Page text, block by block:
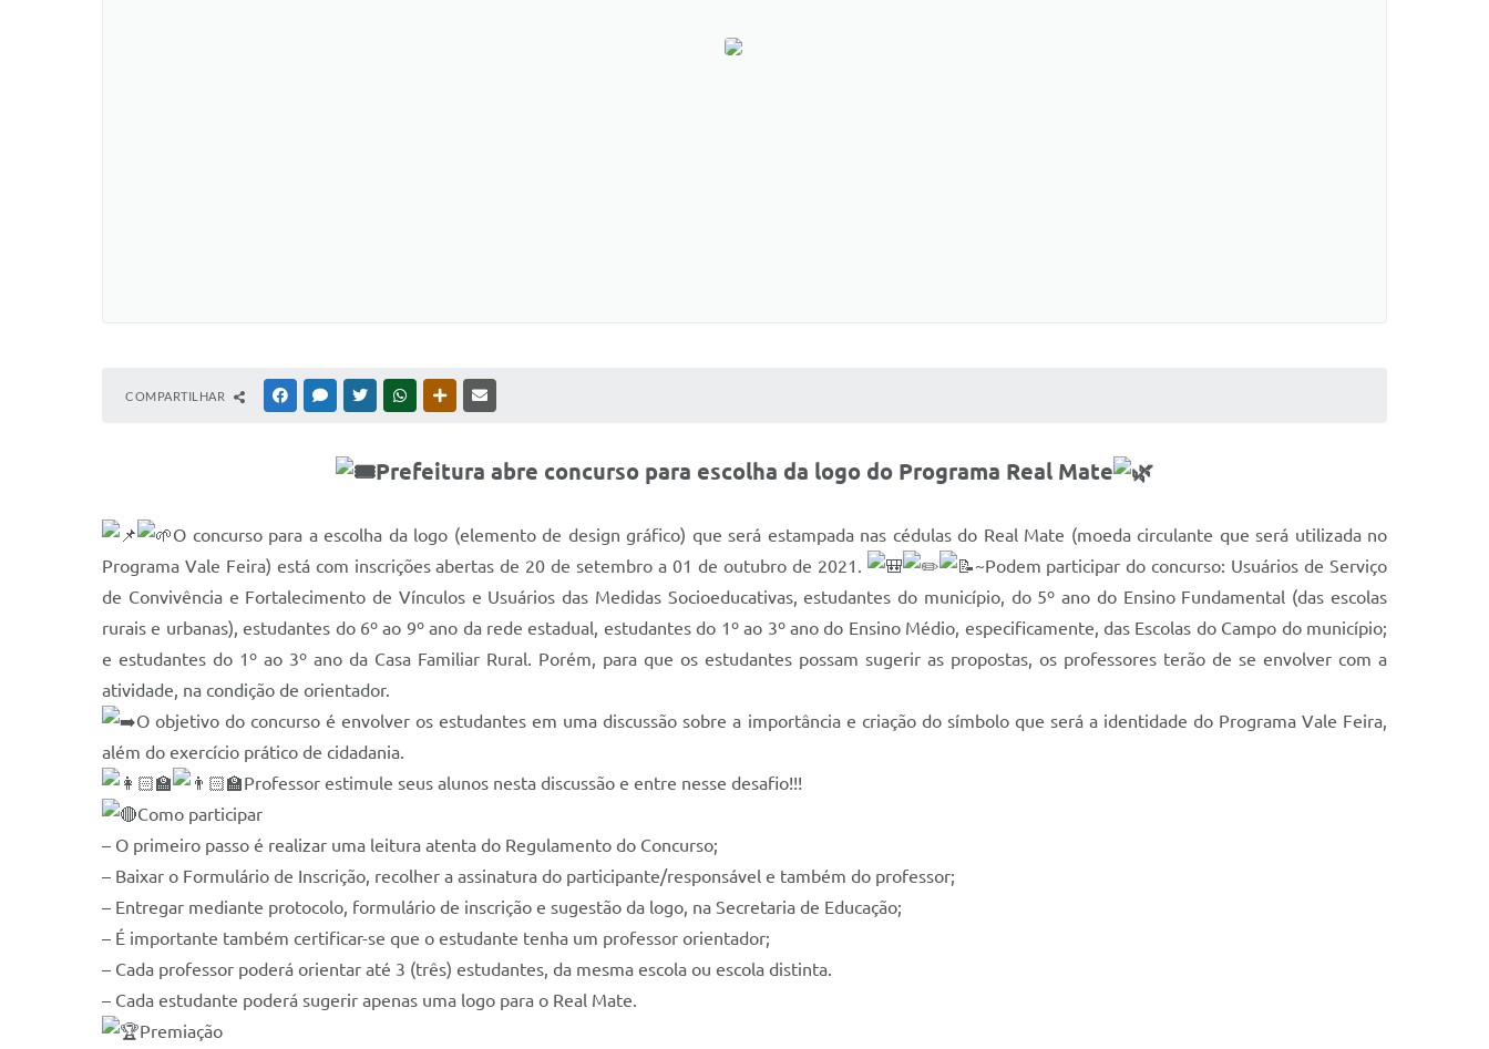
COMPARTILHAR FACEBOOKMESSENGER
TWITTERWHATSAPPOUTRAS MÍDIAS
Prefeitura abre concurso para escolha da logo do Programa Real Mate
O concurso para a escolha da logo (elemento de design gráfico) que será estampada nas cédulas do Real Mate (moeda circulante que será utilizada no
Programa Vale Feira) está com inscrições abertas de 20 de setembro a 01 de outubro de 2021.
~Podem participar do concurso: Usuários de Serviço
de Convivência e Fortalecimento de Vínculos e Usuários das Medidas Socioeducativas, estudantes do município, do 5º ano do Ensino Fundamental (das escolas
rurais e urbanas), estudantes do 6º ao 9º ano da rede estadual, estudantes do 1º ao 3º ano do Ensino Médio, especificamente, das Escolas do Campo do município;
e estudantes do 1º ao 3º ano da Casa Familiar Rural. Porém, para que os estudantes possam sugerir as propostas, os professores terão de se envolver com a
atividade, na condição de orientador.
O objetivo do concurso é envolver os estudantes em uma discussão sobre a importância e criação do símbolo que será a identidade do Programa Vale Feira,
além do exercício prático de cidadania.
Professor estimule seus alunos nesta discussão e entre nesse desafio!!!
Como participar
– O primeiro passo é realizar uma leitura atenta do Regulamento do Concurso;
– Baixar o Formulário de Inscrição, recolher a assinatura do participante/responsável e também do professor;
– Entregar mediante protocolo, formulário de inscrição e sugestão da logo, na Secretaria de Educação;
– É importante também certificar-se que o estudante tenha um professor orientador;
– Cada professor poderá orientar até 3 (três) estudantes, da mesma escola ou escola distinta.
– Cada estudante poderá sugerir apenas uma logo para o Real Mate.
Premiação